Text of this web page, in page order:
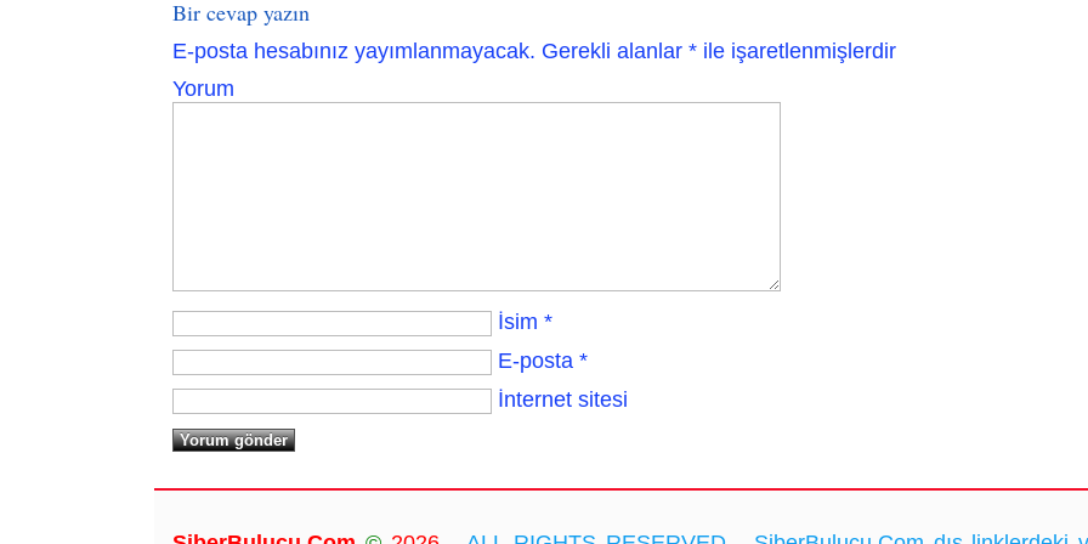
Bir cevap yazın
E-posta hesabınız yayımlanmayacak. Gerekli alanlar * ile işaretlenmişlerdir
Yorum
İsim *
E-posta *
İnternet sitesi